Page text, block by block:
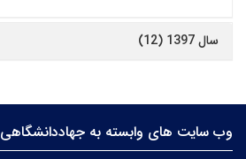
سال 1397 (12)
وب سایت های وابسته به جهاددانشگاهی